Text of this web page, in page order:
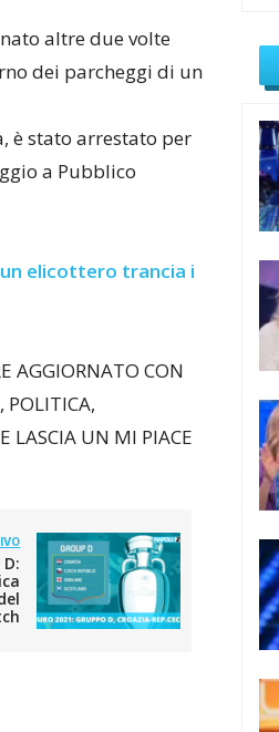
altre due volte
dei parcheggi di un
è stato arrestato per
a Pubblico
elicottero trancia i
AGGIORNATO CON
POLITICA,
E LASCIA UN MI PIACE